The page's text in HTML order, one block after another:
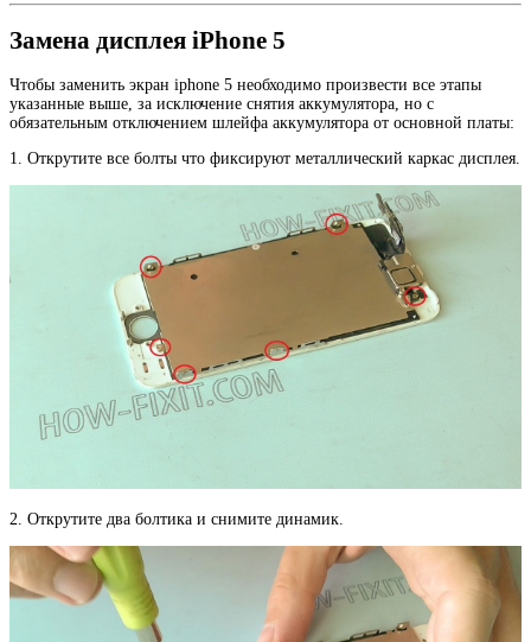
Замена дисплея iPhone 5
Чтобы заменить экран iphone 5 необходимо произвести все этапы
указанные выше, за исключение снятия аккумулятора, но с
обязательным отключением шлейфа аккумулятора от основной платы:
1. Открутите все болты что фиксируют металлический каркас дисплея.
2. Открутите два болтика и снимите динамик.